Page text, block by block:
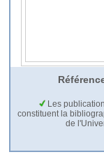
Les
constituent la
de